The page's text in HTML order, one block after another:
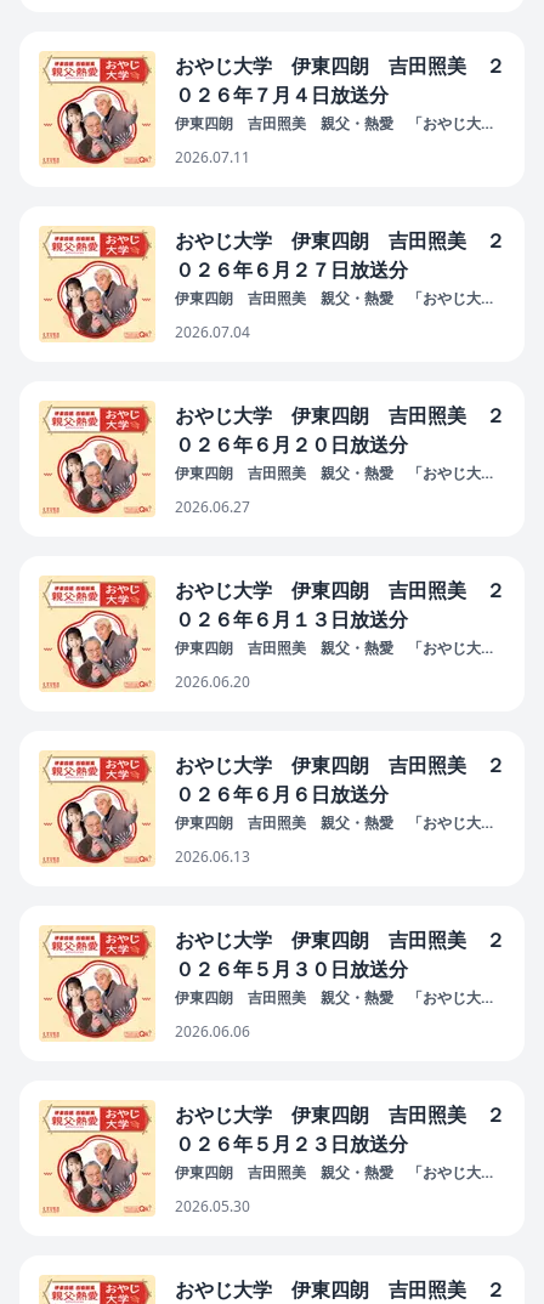
おやじ大学 伊東四朗 吉田照美 ２
０２６年７月４日放送分
伊東四朗 吉田照美 親父・熱愛 「おやじ大
2026.07.11
おやじ大学 伊東四朗 吉田照美 ２
０２６年６月２７日放送分
伊東四朗 吉田照美 親父・熱愛 「おやじ大
2026.07.04
おやじ大学 伊東四朗 吉田照美 ２
０２６年６月２０日放送分
伊東四朗 吉田照美 親父・熱愛 「おやじ大
2026.06.27
おやじ大学 伊東四朗 吉田照美 ２
０２６年６月１３日放送分
伊東四朗 吉田照美 親父・熱愛 「おやじ大
2026.06.20
おやじ大学 伊東四朗 吉田照美 ２
０２６年６月６日放送分
伊東四朗 吉田照美 親父・熱愛 「おやじ大
2026.06.13
おやじ大学 伊東四朗 吉田照美 ２
０２６年５月３０日放送分
伊東四朗 吉田照美 親父・熱愛 「おやじ大
2026.06.06
おやじ大学 伊東四朗 吉田照美 ２
０２６年５月２３日放送分
伊東四朗 吉田照美 親父・熱愛 「おやじ大
2026.05.30
おやじ大学 伊東四朗 吉田照美 ２